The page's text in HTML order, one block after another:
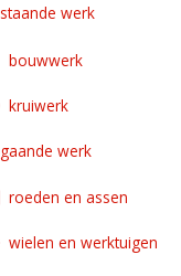
staande werk
bouwwerk
kruiwerk
gaande werk
roeden en assen
wielen en werktuigen